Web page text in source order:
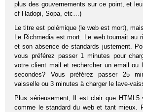
plus des gouvernements sur ce point, et
cf Hadopi, Sopa, etc…)
Le titre est polémique (le web est mort),
Le Richmedia est mort. Le web tournait au
et son absence de standards justement.
vous préférez passer 1 minutes pour
votre client mail et rechercher un email ou
secondes? Vous préférez passer 25
vaisselle ou 3 minutes à charger le lave-
Plus sérieusement, Il est clair que HTML5
comme le standard du web et tant mieux.